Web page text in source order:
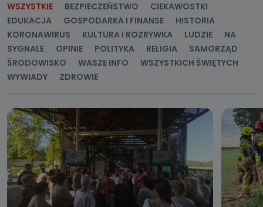
WSZYSTKIE BEZPIECZEŃSTWO
CIEKAWOSTKI
EDUKACJA
GOSPODARKA I FINANSE
HISTORIA
KORONAWIRUS
KULTURA I ROZRYWKA LUDZIE
NA
SYGNALE
OPINIE POLITYKA RELIGIA
SAMORZĄD
ŚRODOWISKO
WASZE INFO
WSZYSTKICH ŚWIĘTYCH
WYWIADY
ZDROWIE